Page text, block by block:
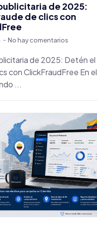
de 2025:
de clics con
No hay comentarios
de 2025: Detén el
con ClickFraudFree En el
...